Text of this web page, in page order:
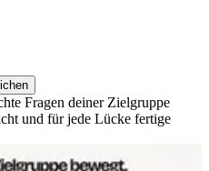
Fragen deiner Zielgruppe
und für jede Lücke fertige